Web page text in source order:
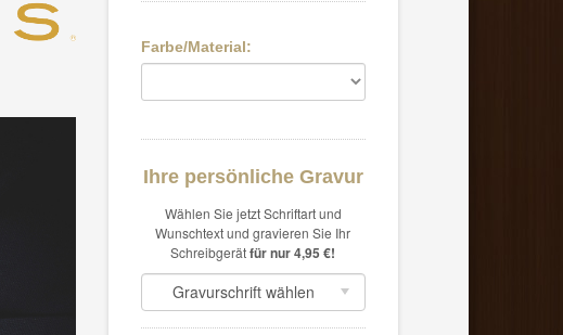
Farbe/Material:
Ihre persönliche Gravur
Wählen Sie jetzt Schriftart und
Wunschtext und gravieren Sie Ihr
Schreibgerätfür nur 4,95 €!
Gravurschrift wählen